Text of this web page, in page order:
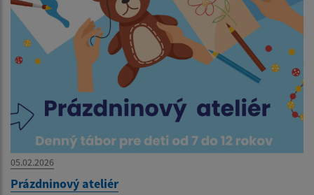
05.02.2026
Prázdninový ateliér